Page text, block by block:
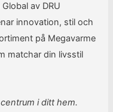
av DRU
innovation, stil och
på Megavarme
matchar din livsstil
i ditt hem.